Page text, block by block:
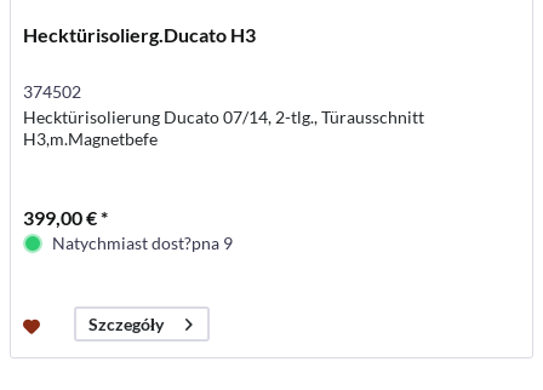
Hecktürisolierg.Ducato H3
374502
Hecktürisolierung Ducato 07/14, 2-tlg., Türausschnitt
H3,m.Magnetbefe
399,00 € *
Natychmiast dost?pna 9
Szczegóły